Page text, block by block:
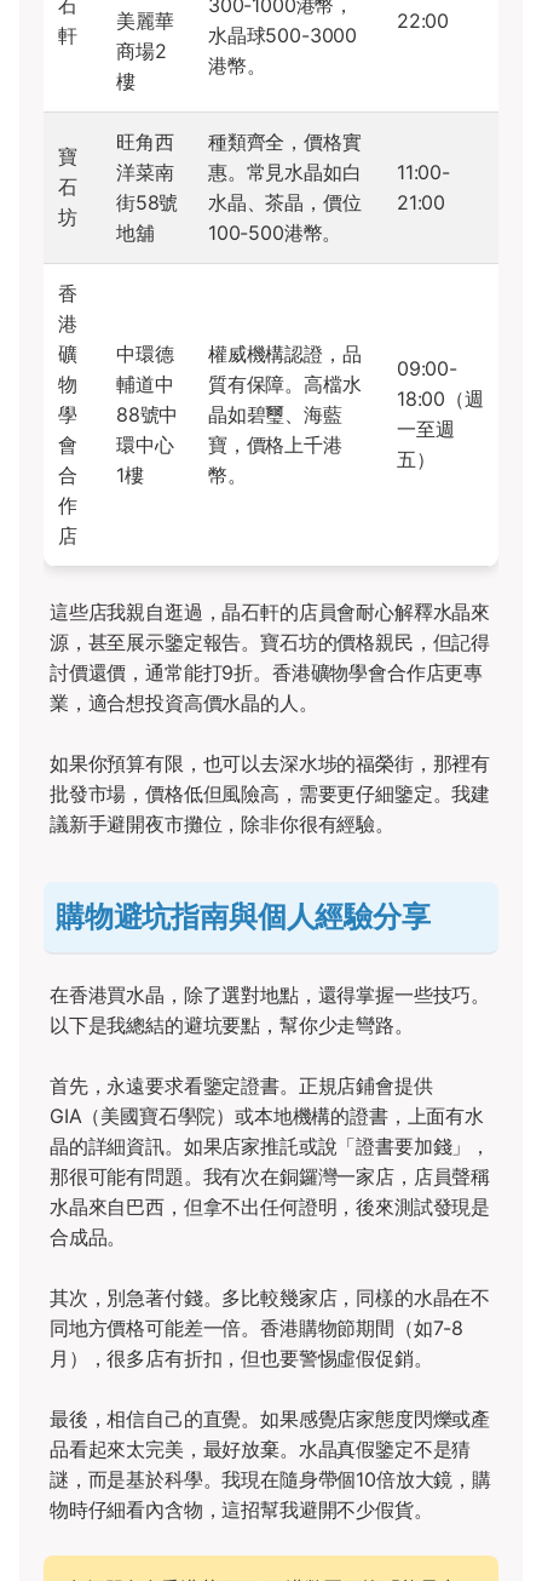
石
軒
美麗華
商場2
樓
300-1000港幣，
水晶球500-3000
港幣。
22:00
寶
石
坊
旺角西
洋菜南
街58號
地舖
種類齊全，價格實
惠。常見水晶如白
水晶、茶晶，價位
100-500港幣。
11:00-
21:00
香
港
礦
物
學
會
合
作
店
中環德
輔道中
88號中
環中心
1樓
權威機構認證，品
質有保障。高檔水
晶如碧璽、海藍
寶，價格上千港
幣。
09:00-
18:00（週
一至週
五）
這些店我親自逛過，晶石軒的店員會耐心解釋水晶來
源，甚至展示鑒定報告。寶石坊的價格親民，但記得
討價還價，通常能打9折。香港礦物學會合作店更專
業，適合想投資高價水晶的人。
如果你預算有限，也可以去深水埗的福榮街，那裡有
批發市場，價格低但風險高，需要更仔細鑒定。我建
議新手避開夜市攤位，除非你很有經驗。
購物避坑指南與個人經驗分享
在香港買水晶，除了選對地點，還得掌握一些技巧。
以下是我總結的避坑要點，幫你少走彎路。
首先，永遠要求看鑒定證書。正規店鋪會提供
GIA（美國寶石學院）或本地機構的證書，上面有水
晶的詳細資訊。如果店家推託或說「證書要加錢」，
那很可能有問題。我有次在銅鑼灣一家店，店員聲稱
水晶來自巴西，但拿不出任何證明，後來測試發現是
合成品。
其次，別急著付錢。多比較幾家店，同樣的水晶在不
同地方價格可能差一倍。香港購物節期間（如7-8
月），很多店有折扣，但也要警惕虛假促銷。
最後，相信自己的直覺。如果感覺店家態度閃爍或產
品看起來太完美，最好放棄。水晶真假鑒定不是猜
謎，而是基於科學。我現在隨身帶個10倍放大鏡，購
物時仔細看內含物，這招幫我避開不少假貨。